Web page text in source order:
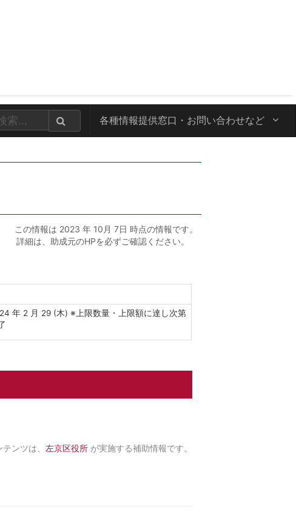
各種情報提供窓口・ お問い合わせなど
この情報は 2023 年 10月 7日 時点の情報です。
詳細は、助成元のHPを必ずご確認ください。
年 2 月 29 (木) ※上限数量・上限額に達し次第
ンツは、 左京区役所が実施する補助情報です。